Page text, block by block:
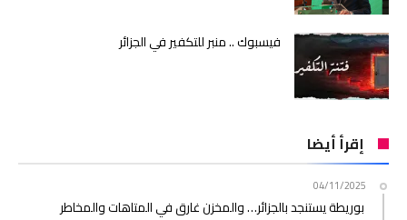
فيسبوك .. منبر للتكفير في الجزائر
إقرأ أيضا
04/11/2025
بوريطة يستنجد بالجزائر… والمخزن غارق في المتاهات والمخاطر